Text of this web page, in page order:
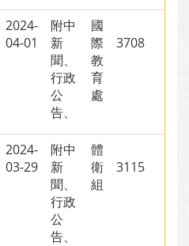
2024-
04-01
附中
新
聞、
行政
公
告、
國
際
教
育
處
3708
2024-
03-29
附中
新
聞、
行政
公
告、
體
衛
組
3115